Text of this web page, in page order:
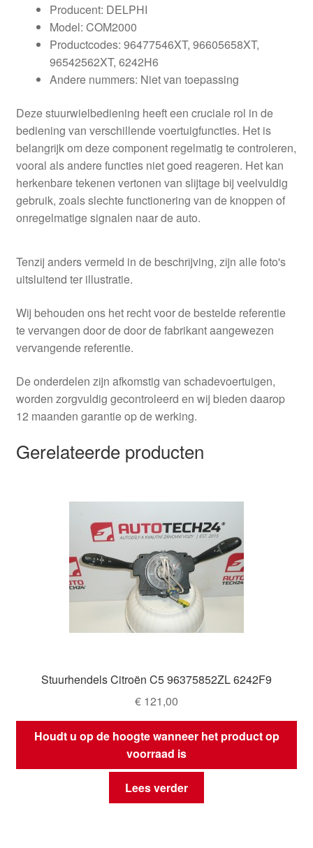
Producent: DELPHI
Model: COM2000
Productcodes: 96477546XT, 96605658XT,
96542562XT, 6242H6
Andere nummers: Niet van toepassing
Deze stuurwielbediening heeft een cruciale rol in de
bediening van verschillende voertuigfuncties. Het is
belangrijk om deze component regelmatig te controleren,
vooral als andere functies niet goed reageren. Het kan
herkenbare tekenen vertonen van slijtage bij veelvuldig
gebruik, zoals slechte functionering van de knoppen of
onregelmatige signalen naar de auto.
Tenzij anders vermeld in de beschrijving, zijn alle foto's
uitsluitend ter illustratie.
Wij behouden ons het recht voor de bestelde referentie
te vervangen door de door de fabrikant aangewezen
vervangende referentie.
De onderdelen zijn afkomstig van schadevoertuigen,
worden zorgvuldig gecontroleerd en wij bieden daarop
12 maanden garantie op de werking.
Gerelateerde producten
Stuurhendels Citroën C5 96375852ZL 6242F9
€ 121,00
Houdt u op de hoogte wanneer het product op
voorraad is
Lees verder